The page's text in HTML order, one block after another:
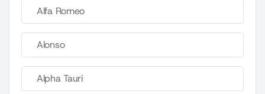
Alfa Romeo
Alonso
Alpha Tauri